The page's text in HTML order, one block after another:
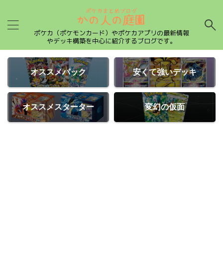
ポケカ（ポケモンカード）やポケカアプリの最新情報
やデッキ構築を中心に紹介するブログです。
オススメパック 安くて強いデッキ
オススメスターター 変幻の仮面